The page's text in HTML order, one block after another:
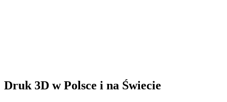
Druk 3D w Polsce i na Świecie